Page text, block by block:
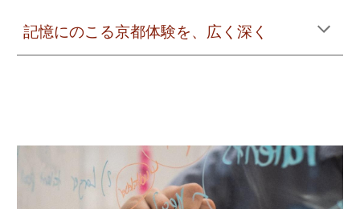
記憶にのこる京都体験を、広く深く